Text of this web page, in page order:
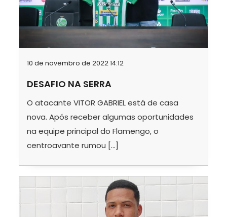
10 de novembro de 2022 14:12
DESAFIO NA SERRA
O atacante VITOR GABRIEL está de casa
nova. Após receber algumas oportunidades
na equipe principal do Flamengo, o
centroavante rumou […]